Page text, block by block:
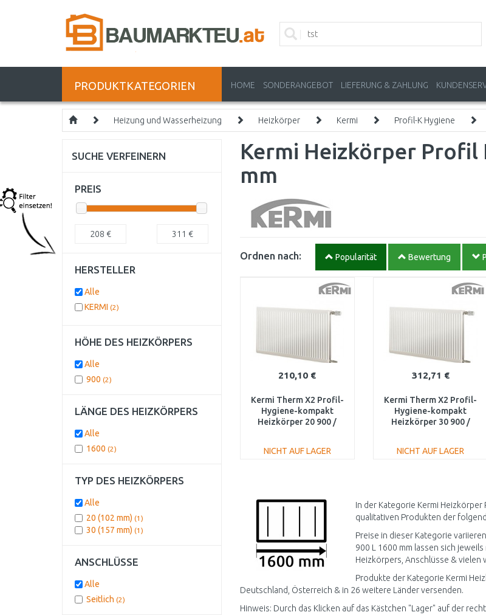
PRODUKTKATEGORIEN HOME SONDERANGEBOT LIEFERUNG & ZAHLUNG
Heizung und Wasserheizung Heizkörper Kermi Profil-K Hygiene
Kermi Heizkörper Profil
mm
Ordnen nach: Popularität Bewertung
210,10 €
Kermi Therm X2 Profil-
Hygiene-kompakt
Heizkörper 20 900 /
NICHT AUF LAGER
Vergleichen
312,71 €
Kermi Therm X2 Profil-
Hygiene-kompakt
Heizkörper 30 900 /
NICHT AUF LAGER
In der Kategorie Kermi Heizkörper
qualitativen Produkten der
Preise in dieser Kategorie
900 L 1600 mm lassen sich
Heizkörpers, Anschlüsse &
Produkte der Kategorie Kermi
Deutschland, Österreich & in 26 weitere Länder versenden.
Hinweis: Durch das Klicken auf das Kästchen "Lager" auf der
SUCHE VERFEINERN
PREIS
208 € 311 €
HERSTELLER
Alle
KERMI (2)
HÖHE DES HEIZKÖRPERS
Alle
900 (2)
LÄNGE DES HEIZKÖRPERS
Alle
1600 (2)
TYP DES HEIZKÖRPERS
Alle
20 (102 mm) (1)
30 (157 mm) (1)
ANSCHLÜSSE
Alle
Seitlich (2)